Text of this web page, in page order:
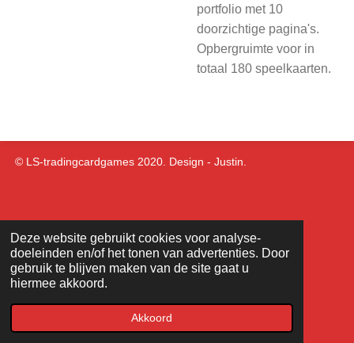
Deze website gebruikt cookies voor analyse-
doeleinden en/of het tonen van advertenties. Door
gebruik te blijven maken van de site gaat u
hiermee akkoord.
Akkoord
portfolio met 10
doorzichtige pagina's.
Opbergruimte voor in
totaal 180 speelkaarten.
© LS-tradingcardgames 2020. Design - Justin.